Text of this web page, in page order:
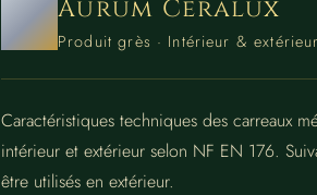
Aurum Ceralux
Produit grès · Intérieur &
Caractéristiques techniques des carreaux
intérieur et extérieur selon NF EN 176.
être utilisés en extérieur.